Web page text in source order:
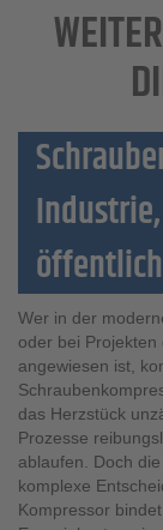
Wer in der
oder bei
angewiesen ist,
das Herzstück
Prozesse
ablaufen. Doch
komplexe
Kompressor